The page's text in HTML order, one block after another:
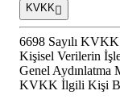
KVKK
6698 Sayılı
Kişisel Verilerin
Genel Aydınlatma
KVKK İlgili Kişi